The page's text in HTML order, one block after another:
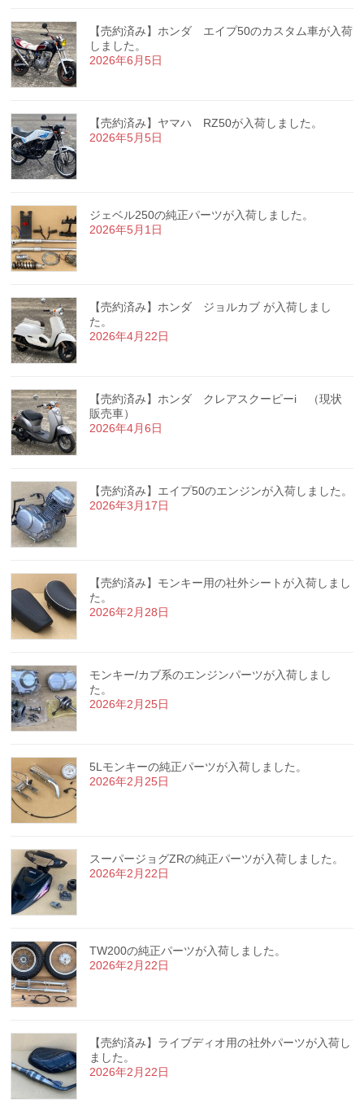
【売約済み】ホンダ エイプ50のカスタム車が入荷
しました。
2026年6月5日
【売約済み】ヤマハ RZ50が入荷しました。
2026年5月5日
ジェベル250の純正パーツが入荷しました。
2026年5月1日
【売約済み】ホンダ ジョルカブ が入荷しまし
た。
2026年4月22日
【売約済み】ホンダ クレアスクーピーi （現状
販売車）
2026年4月6日
【売約済み】エイプ50のエンジンが入荷しました。
2026年3月17日
【売約済み】モンキー用の社外シートが入荷しまし
た。
2026年2月28日
モンキー/カブ系のエンジンパーツが入荷しまし
た。
2026年2月25日
5Lモンキーの純正パーツが入荷しました。
2026年2月25日
スーパージョグZRの純正パーツが入荷しました。
2026年2月22日
TW200の純正パーツが入荷しました。
2026年2月22日
【売約済み】ライブディオ用の社外パーツが入荷し
ました。
2026年2月22日